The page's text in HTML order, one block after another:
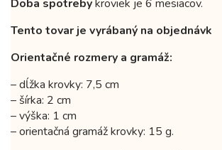
Doba spotrebykroviek je 6 mesiacov.
Tento tovar je vyrábaný na objednávk
Orientačné rozmery a gramáž:
– dĺžka krovky: 7,5 cm
– šírka: 2 cm
– výška: 1 cm
– orientačná gramáž krovky: 15 g.